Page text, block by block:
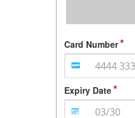
Card Number
Expiry Date